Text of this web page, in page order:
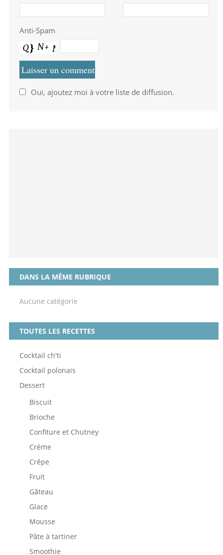
Anti-Spam
Oui, ajoutez moi à votre liste de diffusion.
DANS LA MÊME RUBRIQUE
Aucune catégorie
TOUTES LES RECETTES
Cocktail ch'ti
Cocktail polonais
Dessert
Biscuit
Brioche
Confiture et Chutney
Crème
Crêpe
Fruit
Gâteau
Glace
Mousse
Pâte à tartiner
Smoothie